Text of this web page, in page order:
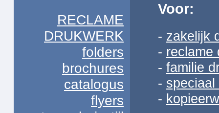
RECLAME
DRUKWERK
folders
brochures
catalogus
flyers
Voor:
- zakelijk
- reclame
- familie
-
-